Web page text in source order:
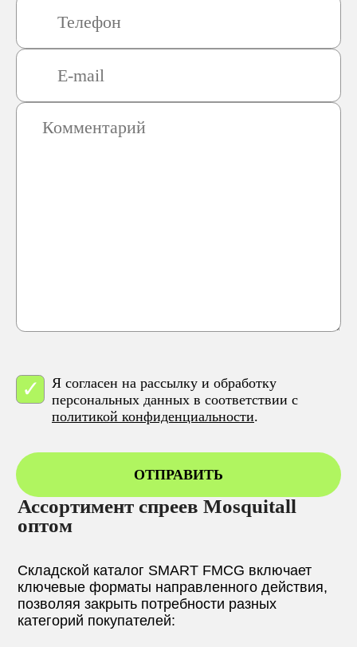
Я согласен на рассылку и обработку
персональных данных в соответствии с
политикой конфиденциальности.
ОТПРАВИТЬ
Ассортимент спреев Mosquitall
оптом
Складской каталог SMART FMCG включает
ключевые форматы направленного действия,
позволяя закрыть потребности разных
категорий покупателей: